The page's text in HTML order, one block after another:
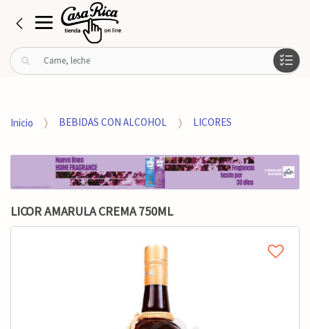
B
u
r
o
Inicio BEBIDAS CON ALCOHOL LICORES
LICOR AMARULA CREMA 750ML